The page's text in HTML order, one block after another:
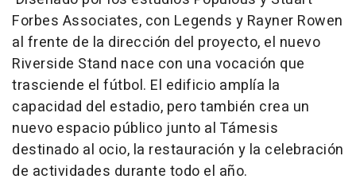
Forbes Associates, con Legends y Rayner Rowen
al frente de la dirección del proyecto, el nuevo
Riverside Stand nace con una vocación que
trasciende el fútbol. El edificio amplía la
capacidad del estadio, pero también crea un
nuevo espacio público junto al Támesis
destinado al ocio, la restauración y la celebración
de actividades durante todo el año.